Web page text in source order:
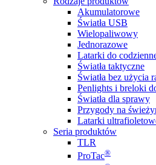
Akumulatorowe
Światła USB
Wielopaliwowy
Jednorazowe
Latarki do
Światła taktyczne
Światła bez użycia
Penlights i breloki
Światła dla sprawy
Przygody na
Latarki
Seria produktów
TLR
ProTac®